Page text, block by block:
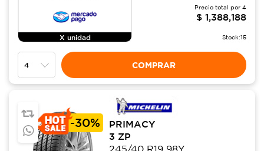
X unidad
Precio total por 4
$ 1,388,188
Stock:15
COMPRAR
-30%
PRIMACY
3 ZP
245/40 R19 98Y